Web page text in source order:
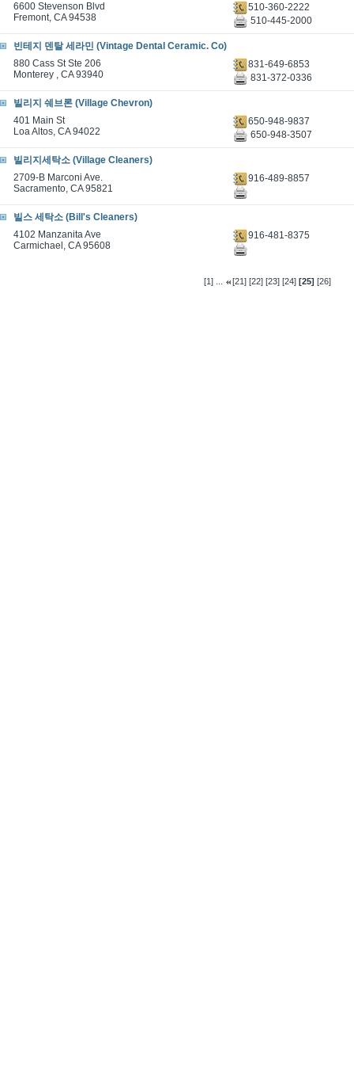
6600 Stevenson Blvd
Fremont, CA 94538
510-360-2222
510-445-2000
빈테지 덴탈 세라민 (Vintage Dental Ceramic. Co)
880 Cass St Ste 206
Monterey , CA 93940
831-649-6853
831-372-0336
빌리지 쉐브론 (Village Chevron)
401 Main St
Loa Altos, CA 94022
650-948-9837
650-948-3507
빌리지세탁소 (Village Cleaners)
2709-B Marconi Ave.
Sacramento, CA 95821
916-489-8857
빌스 세탁소 (Bill's Cleaners)
4102 Manzanita Ave
Carmichael, CA 95608
916-481-8375
[1] ... [21] [22] [23] [24] [25] [26]